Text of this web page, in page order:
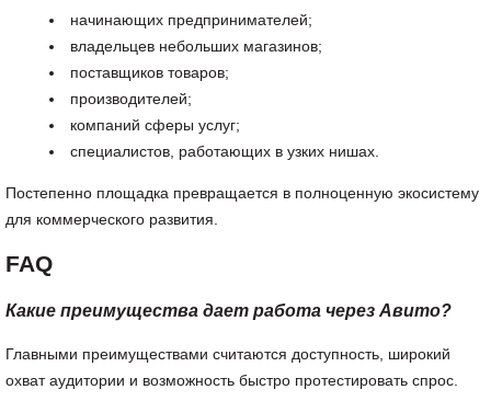
начинающих предпринимателей;
владельцев небольших магазинов;
поставщиков товаров;
производителей;
компаний сферы услуг;
специалистов, работающих в узких нишах.
Постепенно площадка превращается в полноценную экосистему
для коммерческого развития.
FAQ
Какие преимущества дает работа через Авито?
Главными преимуществами считаются доступность, широкий
охват аудитории и возможность быстро протестировать спрос.